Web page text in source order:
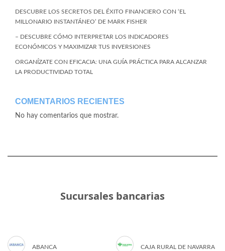
DESCUBRE LOS SECRETOS DEL ÉXITO FINANCIERO CON ‘EL
MILLONARIO INSTANTÁNEO’ DE MARK FISHER
– DESCUBRE CÓMO INTERPRETAR LOS INDICADORES
ECONÓMICOS Y MAXIMIZAR TUS INVERSIONES
ORGANÍZATE CON EFICACIA: UNA GUÍA PRÁCTICA PARA ALCANZAR
LA PRODUCTIVIDAD TOTAL
COMENTARIOS RECIENTES
No hay comentarios que mostrar.
Sucursales bancarias
ABANCA CAJA RURAL DE NAVARRA